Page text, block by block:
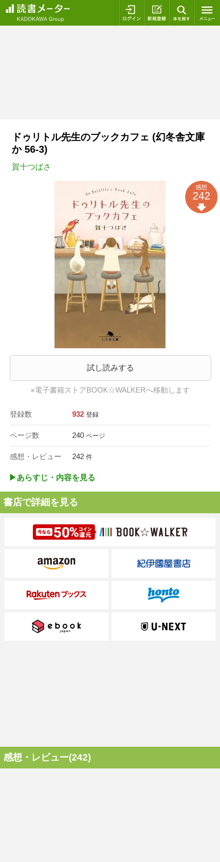
ログイン 新規登録
ドゥリトル先生のブックカフェ (幻冬舎文庫
か 56-3)
賀十つばさ
試し読みする
※電子書籍ストアBOOK☆WALKERへ移動します
登録数 932 登録
ページ数 240 ページ
感想・レビュー 242 件
感想
242
▶︎あらすじ・内容を見る
書店で詳細を見る
感想・レビュー(242)